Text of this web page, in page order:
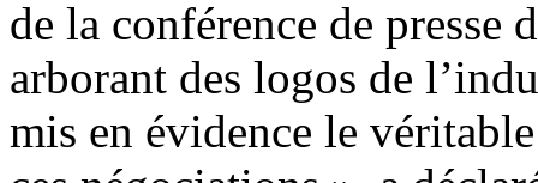
de la conférence de presse
arborant des logos de
mis en évidence le